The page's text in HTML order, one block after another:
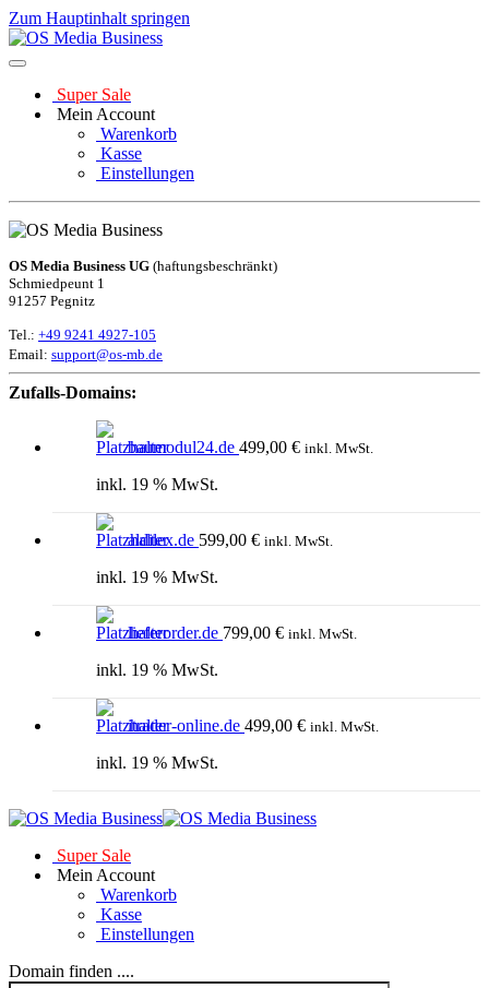
Zum Hauptinhalt springen
Super Sale
Mein Account
Warenkorb
Kasse
Einstellungen
OS Media Business UG (haftungsbeschränkt)
Schmiedpeunt 1
91257 Pegnitz
Tel.: +49 9241 4927-105
Email: support@os-mb.de
Zufalls-Domains:
baumodul24.de 499,00 € inkl. MwSt.
inkl. 19 % MwSt.
aldilex.de 599,00 € inkl. MwSt.
inkl. 19 % MwSt.
lieferorder.de 799,00 € inkl. MwSt.
inkl. 19 % MwSt.
itrader-online.de 499,00 € inkl. MwSt.
inkl. 19 % MwSt.
Super Sale
Mein Account
Warenkorb
Kasse
Einstellungen
Domain finden ....